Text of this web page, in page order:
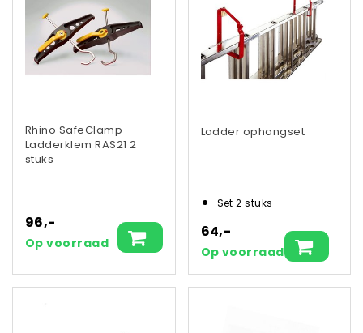
Rhino SafeClamp
Ladderklem RAS21 2
stuks
96,-
Op voorraad
Ladder ophangset
Set 2 stuks
64,-
Op voorraad